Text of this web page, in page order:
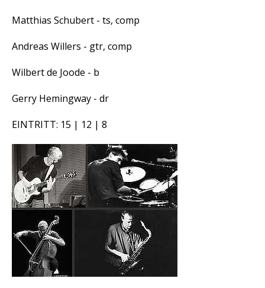
Matthias Schubert - ts, comp
Andreas Willers - gtr, comp
Wilbert de Joode - b
Gerry Hemingway - dr
EINTRITT: 15 | 12 | 8